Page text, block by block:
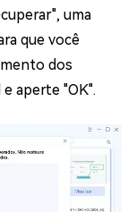
uma
que você
dos
aperte "OK".